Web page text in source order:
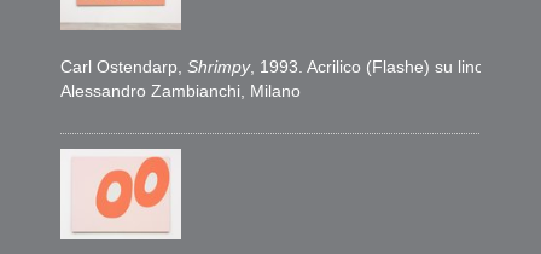
Carl Ostendarp, Shrimpy, 1993. Acrilico (Flashe) su lino,
Alessandro Zambianchi, Milano